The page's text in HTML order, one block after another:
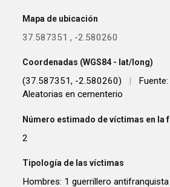
Mapa de ubicación
37.587351 , -2.580260
Coordenadas (WGS84 - lat/long)
(37.587351, -2.580260)
Fuente:
Aleatorias en cementerio
Número estimado de víctimas en la
2
Tipología de las víctimas
Hombres: 1 guerrillero antifranquista